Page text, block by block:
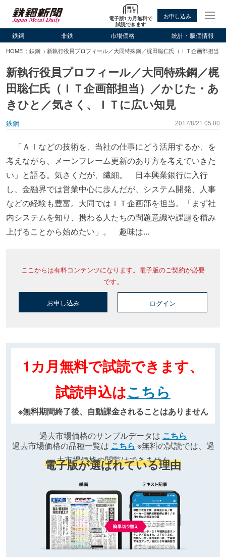
電子版1カ月無料で
試読できます
お申し込み
鉄鋼 非鉄 市場価格 統計・販価情報
HOME 鉄鋼 新執行役員プロフィール／大同特殊鋼／梶田聡仁氏（ＩＴ企画部担当
新執行役員プロフィール／大同特殊鋼／梶
田聡仁氏（ＩＴ企画部担当）／かじた・あ
きひと／気さく、ＩＴに広い知見
鉄鋼 2017/8/21 05:00
「ＡＩなどの技術を、当社の仕事にどう活用するか、を
考えながら、メーンフレーム更新のあり方を考えていきた
い」と語る。気さくだが、繊細。 日本興業銀行に入行
し、金融界では営業中心に歩んだが、システム開発、人事
などの経験も豊富。大同ではＩＴ企画部を担当。「まず社
内システムを知り、携わる人たちの問題意識や課題を積み
上げることから始めたい」。 趣味は...
ここからは有料コンテンツになります。電子版のご契約が必要
です。
お申し込み ログイン
1カ月無料で試読できます、
試読申込はこちら
※無料期間終了後、自動課金されることはありません
過去市場価格のサンプルデータは こちら
過去市場価格の品種一覧は こちら ※無料の試読では、過
去市場価格の閲覧はできません
電子版が選ばれている理由